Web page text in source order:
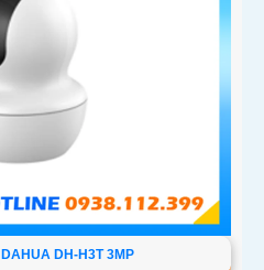
DH-H3T 3MP